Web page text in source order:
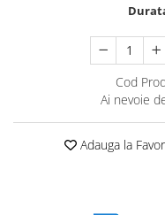
Cod
Ai nevoie
Adauga la